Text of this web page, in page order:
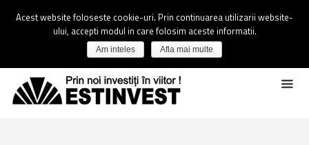
Acest website foloseste cookie-uri. Prin continuarea utilizarii website-
ului, accepti modul in care folosim aceste informatii.
Am inteles Afla mai multe